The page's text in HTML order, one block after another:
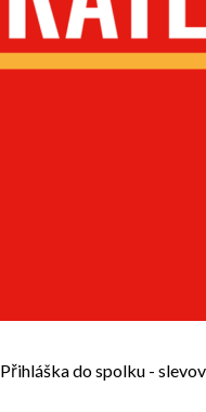
Přihláška do spolku -